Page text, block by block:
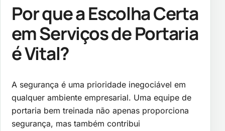
Por que a Escolha Certa
em Serviços de Portaria
é Vital?
A segurança é uma prioridade inegociável em
qualquer ambiente empresarial. Uma equipe de
portaria bem treinada não apenas proporciona
segurança, mas também contribui